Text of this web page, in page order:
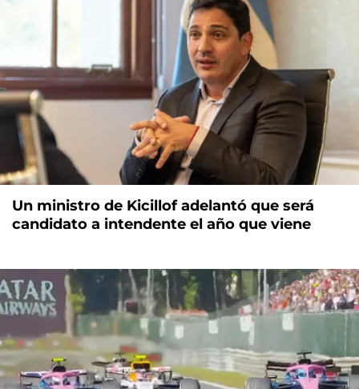
Un ministro de Kicillof adelantó que será
candidato a intendente el año que viene